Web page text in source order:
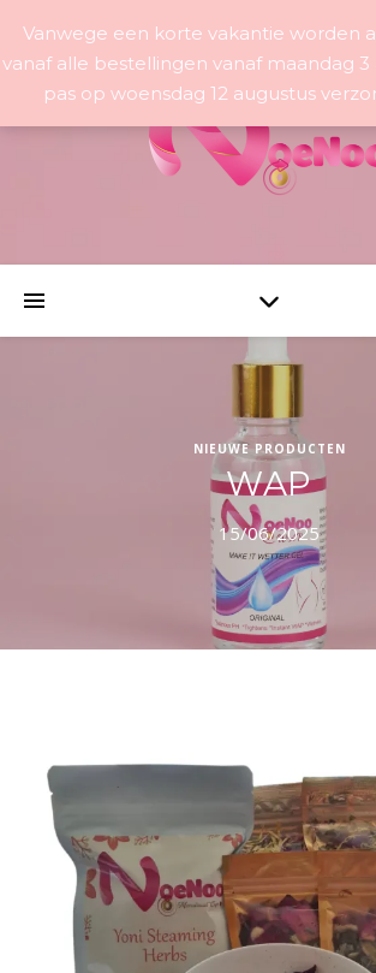
NIEUWE PRODUCTEN
WAP
15/06/2025
Vanwege een korte vakantie worden
vanaf alle bestellingen vanaf maandag 3
pas op woensdag 12 augustus